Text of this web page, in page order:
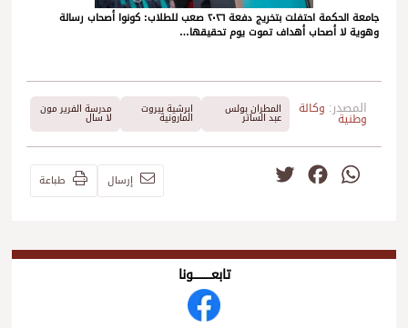
جامعة الحكمة احتفلت بتخريج دفعة ٢٠٢٦ صعب للطلاب: كونوا أصحاب رسالة
وهوية لا أصحاب أهداف تموت يوم تحقيقها…
المصدر: وكالة
وطنية
المطران بولس
عبد الساتر
ابرشية بيروت
المارونية
مدرسة الفرير مون
لا سال
WhatsApp
Facebook إرسال طباعة
تابعــــــــــونا